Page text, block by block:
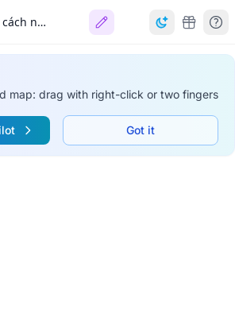
Mô hình nhân cách nghề nghiệp của nhà báo
map: drag with right-click or two fingers
Got it